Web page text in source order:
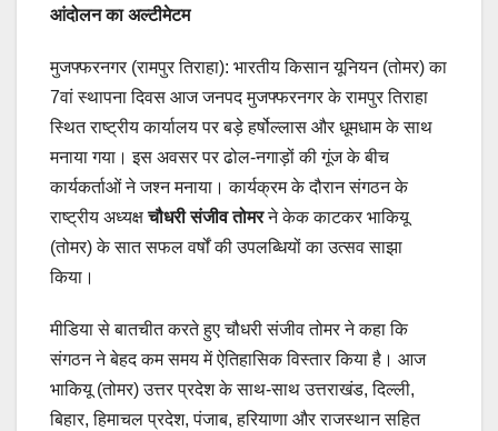
आंदोलन का अल्टीमेटम
मुजफ्फरनगर (रामपुर तिराहा): भारतीय किसान यूनियन (तोमर) का
7वां स्थापना दिवस आज जनपद मुजफ्फरनगर के रामपुर तिराहा
स्थित राष्ट्रीय कार्यालय पर बड़े हर्षोल्लास और धूमधाम के साथ
मनाया गया। इस अवसर पर ढोल-नगाड़ों की गूंज के बीच
कार्यकर्ताओं ने जश्न मनाया। कार्यक्रम के दौरान संगठन के
राष्ट्रीय अध्यक्षचौधरी संजीव तोमरने केक काटकर भाकियू
(तोमर) के सात सफल वर्षों की उपलब्धियों का उत्सव साझा
किया।
मीडिया से बातचीत करते हुए चौधरी संजीव तोमर ने कहा कि
संगठन ने बेहद कम समय में ऐतिहासिक विस्तार किया है। आज
भाकियू (तोमर) उत्तर प्रदेश के साथ-साथ उत्तराखंड, दिल्ली,
बिहार, हिमाचल प्रदेश, पंजाब, हरियाणा और राजस्थान सहित